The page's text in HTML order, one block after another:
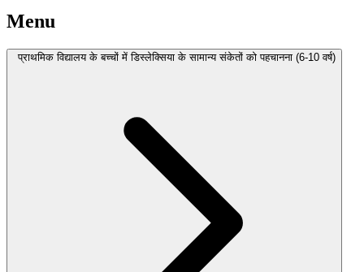
Menu
प्राथमिक विद्यालय के बच्चों में डिस्लेक्सिया के सामान्य संकेतों को पहचानना (6-10 वर्ष)